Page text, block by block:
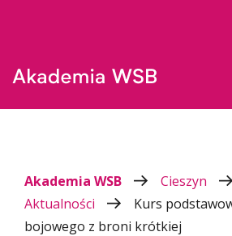
Akademia WSB Cieszyn
Aktualności
Kurs
bojowego z broni krótkiej